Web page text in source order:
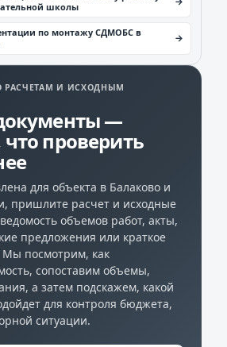
школы
по монтажу СДМОБС в
И ИСХОДНЫМ
—
проверить
для объекта в Балаково и
пришлите расчет и исходные
объемов работ, акты,
предложения или краткое
Мы посмотрим, как
сопоставим объемы,
а затем подскажем, какой
для контроля бюджета,
ситуации.